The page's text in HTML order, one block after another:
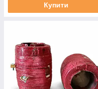
Купити